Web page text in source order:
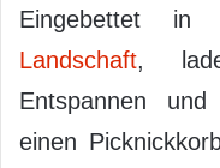
Eingebettet
Landschaft,
Entspannen
einen